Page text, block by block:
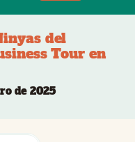
del
Tour en
de 2025